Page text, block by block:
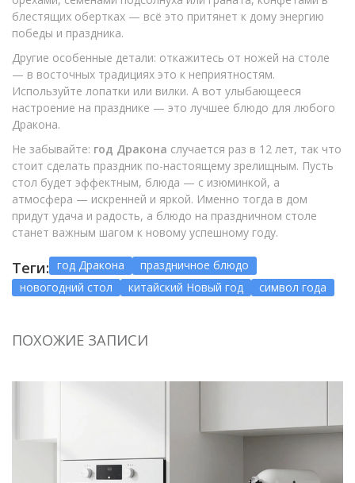
блестящих обертках — всё это притянет к дому энергию
победы и праздника.
Другие особенные детали: откажитесь от ножей на столе
— в восточных традициях это к неприятностям.
Используйте лопатки или вилки. А вот улыбающееся
настроение на празднике — это лучшее блюдо для любого
Дракона.
Не забывайте: год Дракона случается раз в 12 лет, так что
стоит сделать праздник по-настоящему зрелищным. Пусть
стол будет эффектным, блюда — с изюминкой, а
атмосфера — искренней и яркой. Именно тогда в дом
придут удача и радость, а блюдо на праздничном столе
станет важным шагом к новому успешному году.
Теги: год Дракона
праздничное блюдо
новогодний стол
китайский Новый год символ года
ПОХОЖИЕ ЗАПИСИ